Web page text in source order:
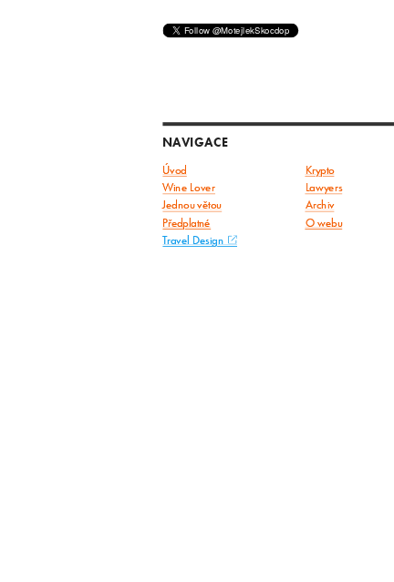
NAVIGACE
Úvod Krypto
Wine Lover
Lawyers
Jednou větou
Archiv
Předplatné O webu
Travel Design